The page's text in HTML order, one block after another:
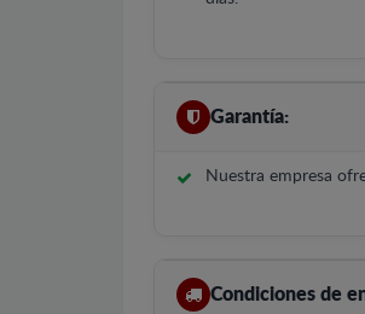
Garantía:
Nuestra empresa
Condiciones de